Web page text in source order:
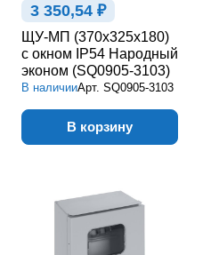
3 350,54 ₽
ЩУ-МП (370х325х180)
с окном IP54 Народный
эконом (SQ0905-3103)
В наличииАрт. SQ0905-3103
В корзину